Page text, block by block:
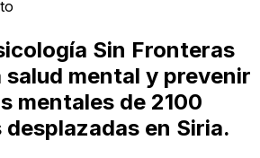
Sin Fronteras
salud mental y prevenir
mentales de 2100
en Siria.